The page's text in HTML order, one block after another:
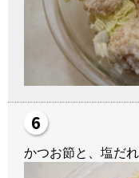
かつお節と、塩だれ